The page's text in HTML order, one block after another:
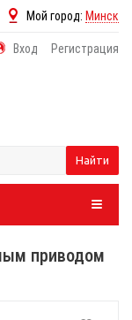
Мой город: Минск
Вход Регистрация
Найти
приводом